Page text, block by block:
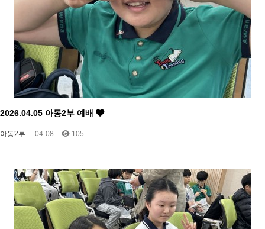
2026.04.05 아동2부 예배
아동2부 04-08 105